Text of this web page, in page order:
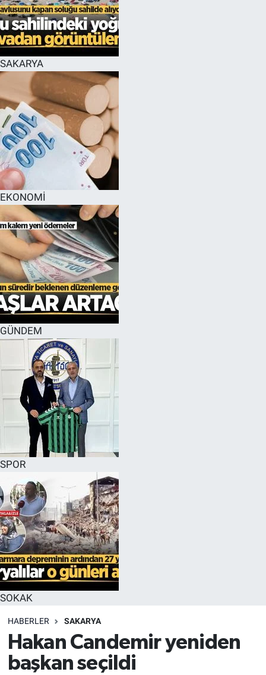
SAKARYA
EKONOMİ
GÜNDEM
SPOR
SOKAK
HABERLER SAKARYA
Hakan Candemir yeniden
başkan seçildi
EĞİTİM
MAGAZİN
ÖZEL HABER
HALK54 PANORAMA